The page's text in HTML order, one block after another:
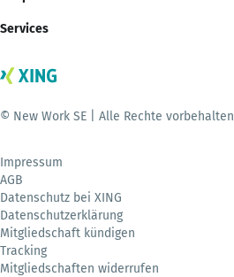
Services
© New Work SE | Alle Rechte vorbehalten
Impressum
AGB
Datenschutz bei XING
Datenschutzerklärung
Mitgliedschaft kündigen
Tracking
Mitgliedschaften widerrufen